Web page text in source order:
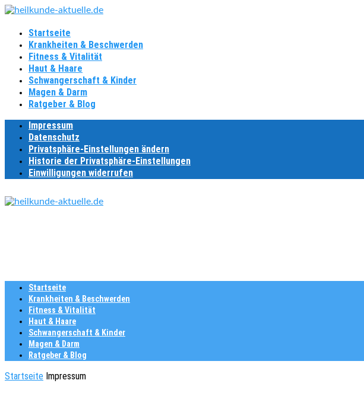
Startseite
Krankheiten & Beschwerden
Fitness & Vitalität
Haut & Haare
Schwangerschaft & Kinder
Magen & Darm
Ratgeber & Blog
Impressum
Datenschutz
Privatsphäre-Einstellungen ändern
Historie der Privatsphäre-Einstellungen
Einwilligungen widerrufen
Startseite
Krankheiten & Beschwerden
Fitness & Vitalität
Haut & Haare
Schwangerschaft & Kinder
Magen & Darm
Ratgeber & Blog
Startseite Impressum